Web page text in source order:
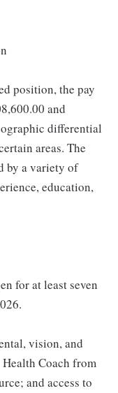
position, the pay
and
differential
areas. The
by a variety of
education,
for at least seven
vision, and
Coach from
and access to